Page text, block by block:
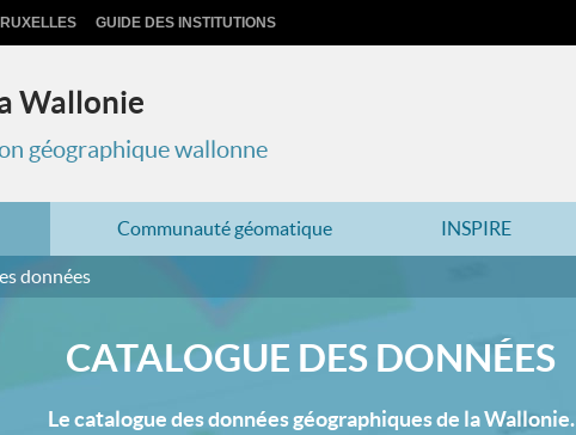
GUIDE DES INSTITUTIONS
Wallonie
géographique wallonne
Communauté géomatique INSPIRE
données
CATALOGUE DES DONNÉES
Le catalogue des données géographiques de la Wallonie.